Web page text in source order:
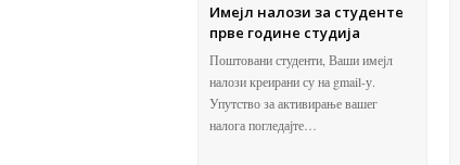
Имејл налози за студенте
прве године студија
Поштовани студенти, Ваши имејл
налози креирани су на gmail-у.
Упутство за активирање вашег
налога погледајте…